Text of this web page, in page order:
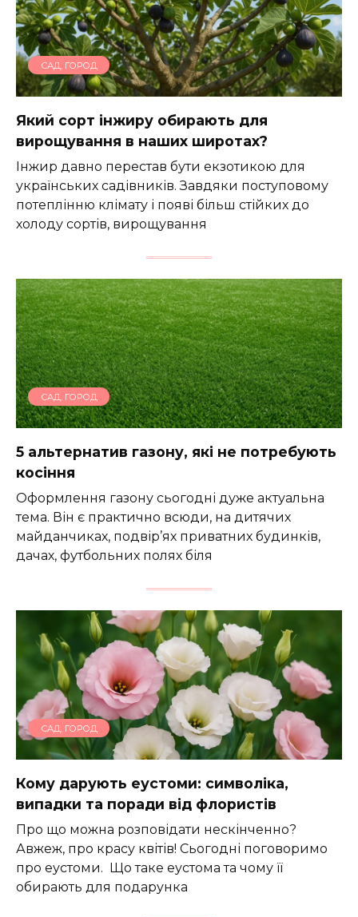
САД, ГОРОД
Який сорт інжиру обирають для
вирощування в наших широтах?
Інжир давно перестав бути екзотикою для
українських садівників. Завдяки поступовому
потеплінню клімату і появі більш стійких до
холоду сортів, вирощування
САД, ГОРОД
5 альтернатив газону, які не потребують
косіння
Оформлення газону сьогодні дуже актуальна
тема. Він є практично всюди, на дитячих
майданчиках, подвір’ях приватних будинків,
дачах, футбольних полях біля
САД, ГОРОД
Кому дарують еустоми: символіка,
випадки та поради від флористів
Про що можна розповідати нескінченно?
Авжеж, про красу квітів! Сьогодні поговоримо
про еустоми. Що таке еустома та чому її
обирають для подарунка